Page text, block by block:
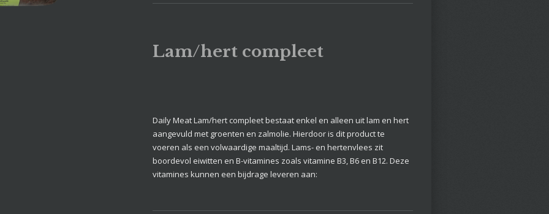
Lam/hert compleet
Daily Meat Lam/hert compleet bestaat enkel en alleen uit lam en hert
aangevuld met groenten en zalmolie. Hierdoor is dit product te
voeren als een volwaardige maaltijd. Lams- en hertenvlees zit
boordevol eiwitten en B-vitamines zoals vitamine B3, B6 en B12. Deze
vitamines kunnen een bijdrage leveren aan: